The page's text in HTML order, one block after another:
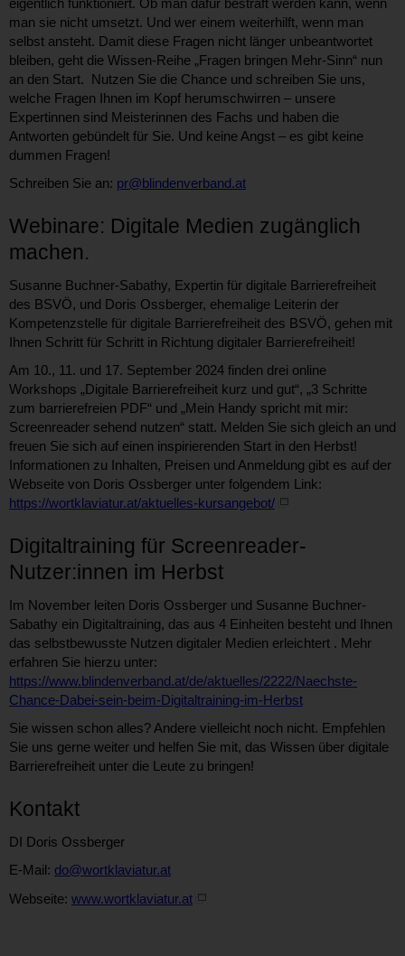
man sie nicht umsetzt. Und wer einem weiterhilft, wenn man
selbst ansteht. Damit diese Fragen nicht länger unbeantwortet
bleiben, geht die Wissen-Reihe „Fragen bringen Mehr-Sinn“ nun
an den Start. Nutzen Sie die Chance und schreiben Sie uns,
welche Fragen Ihnen im Kopf herumschwirren – unsere
Expertinnen sind Meisterinnen des Fachs und haben die
Antworten gebündelt für Sie. Und keine Angst – es gibt keine
dummen Fragen!
Schreiben Sie an: pr@blindenverband.at
Webinare: Digitale Medien zugänglich
machen.
Susanne Buchner-Sabathy, Expertin für digitale Barrierefreiheit
des BSVÖ, und Doris Ossberger, ehemalige Leiterin der
Kompetenzstelle für digitale Barrierefreiheit des BSVÖ, gehen mit
Ihnen Schritt für Schritt in Richtung digitaler Barrierefreiheit!
Am 10., 11. und 17. September 2024 finden drei online
Workshops „Digitale Barrierefreiheit kurz und gut“, „3 Schritte
zum barrierefreien PDF“ und „Mein Handy spricht mit mir:
Screenreader sehend nutzen“ statt. Melden Sie sich gleich an und
freuen Sie sich auf einen inspirierenden Start in den Herbst!
Informationen zu Inhalten, Preisen und Anmeldung gibt es auf der
Webseite von Doris Ossberger unter folgendem Link:
https://wortklaviatur.at/aktuelles-kursangebot/
Digitaltraining für Screenreader-
Nutzer:innen im Herbst
Im November leiten Doris Ossberger und Susanne Buchner-
Sabathy ein Digitaltraining, das aus 4 Einheiten besteht und Ihnen
das selbstbewusste Nutzen digitaler Medien erleichtert . Mehr
erfahren Sie hierzu unter:
https://www.blindenverband.at/de/aktuelles/2222/Naechste-
Chance-Dabei-sein-beim-Digitaltraining-im-Herbst
Sie wissen schon alles? Andere vielleicht noch nicht. Empfehlen
Sie uns gerne weiter und helfen Sie mit, das Wissen über digitale
Barrierefreiheit unter die Leute zu bringen!
Kontakt
DI Doris Ossberger
E-Mail: do@wortklaviatur.at
Webseite: www.wortklaviatur.at